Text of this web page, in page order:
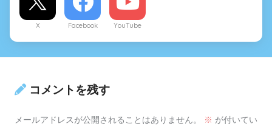
X Facebook YouTube
コメントを残す
メールアドレスが公開されることはありません。 ※ が付いてい